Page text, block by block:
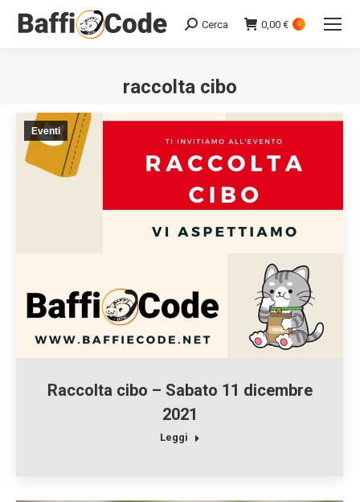
Search:
Cerca 0,00 € 0
raccolta cibo
Eventi
Raccolta cibo – Sabato 11 dicembre
2021
Leggi